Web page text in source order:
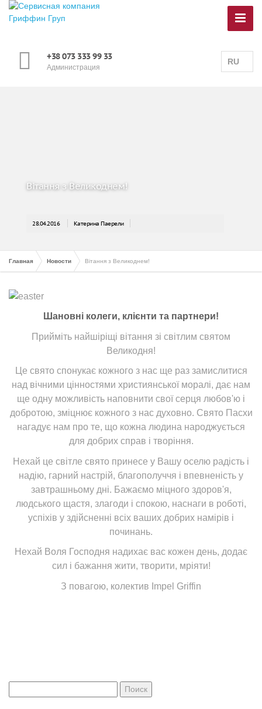
RU
+38 073 333 99 33
Администрация
Вітання з Великоднем!
28.04.2016 Катерина Паерели
Главная Новости Вітання з Великоднем!
Шановні колеги, клієнти та партнери!
Прийміть найшіріщі вітання зі світлим святом
Великодня!
Це свято спонукає кожного з нас ще раз замислитися
над вічними цінностями християнської моралі, дає нам
ще одну можливість наповнити свої серця любов'ю і
добротою, зміцнює кожного з нас духовно. Свято Пасхи
нагадує нам про те, що кожна людина народжується
для добрих справ і творіння.
Нехай це світле свято принесе у Вашу оселю радість і
надію, гарний настрій, благополуччя і впевненість у
завтрашньому дні. Бажаємо міцного здоров'я,
людського щастя, злагоди і спокою, наснаги в роботі,
успіхів у здійсненні всіх ваших добрих намірів і
починань.
Нехай Воля Господня надихає вас кожен день, додає
сил і бажання жити, творити, мріяти!
З повагою, колектив Impel Griffin